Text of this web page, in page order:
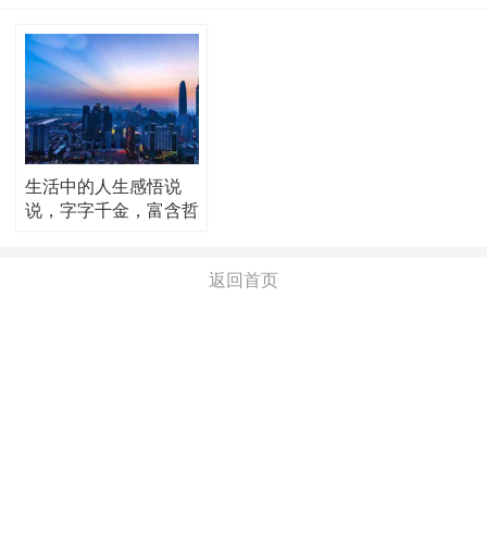
生活中的人生感悟说
说，字字千金，富含哲
返回首页